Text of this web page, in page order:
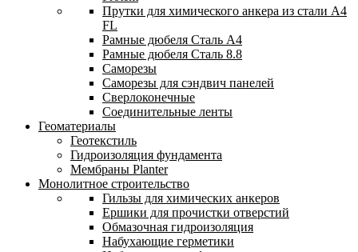
Прутки для химического анкера из стали А4
FL
Рамные дюбеля Сталь A4
Рамные дюбеля Сталь 8.8
Саморезы
Саморезы для сэндвич панелей
Сверлоконечные
Соединительные ленты
Геоматериалы
Геотекстиль
Гидроизоляция фундамента
Мембраны Planter
Монолитное строительство
Гильзы для химических анкеров
Ершики для прочистки отверстий
Обмазочная гидроизоляция
Набухающие герметики